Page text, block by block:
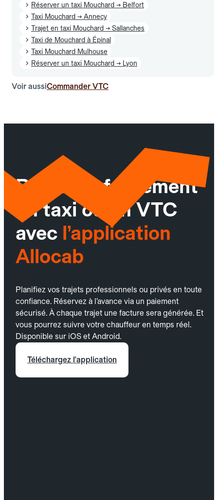
Réserver un taxi Mouchard → Belfort
Taxi Mouchard → Annecy
Trajet en taxi Mouchard → Sallanches
Taxi de Mouchard à Épinal
Taxi Mouchard Mulhouse
Réserver un taxi Mouchard → Lyon
Voir aussiCommander VTC
Réservez facilement
un taxi ou un VTC
avec l’application
Allocab
Planifiez vos trajets professionnels ou privés en toute
confiance. Réservez à l’avance via un paiement
sécurisé. À chaque trajet une facture sera générée. Et
vous pourrez suivre votre chauffeur en temps réel.
Disponible sur iOS et Android.
Téléchargez l'application